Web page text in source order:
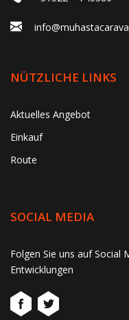
NÜTZLICHE LINKS
Aktuelles Angebot
Einkauf
Route
SOCIAL MEDIA
Folgen Sie uns auf Social
Entwicklungen
window.dataLayer || [];
'consent_update' }); });